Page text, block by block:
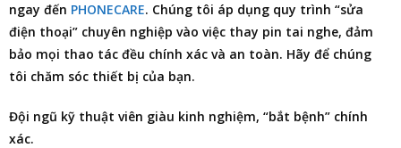
ngay đến PHONECARE. Chúng tôi áp dụng quy trình “sửa
điện thoại” chuyên nghiệp vào việc thay pin tai nghe, đảm
bảo mọi thao tác đều chính xác và an toàn. Hãy để chúng
tôi chăm sóc thiết bị của bạn.
Đội ngũ kỹ thuật viên giàu kinh nghiệm, “bắt bệnh” chính
xác.